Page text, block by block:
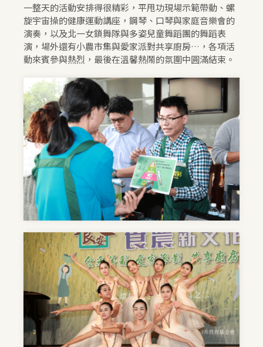
一整天的活動安排得很精彩，平甩功現場示範帶動、螺
旋宇宙操的健康運動講座，鋼琴、口琴與家庭音樂會的
演奏，以及北一女鎖舞隊與多姿兒童舞蹈團的舞蹈表
演，場外還有小農市集與愛家派對共享廚房…，各項活
動來賓參與熱烈，最後在溫馨熱鬧的氛圍中圓滿結束。